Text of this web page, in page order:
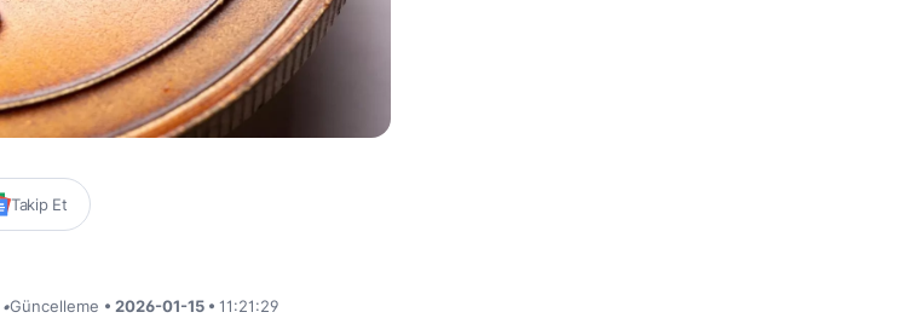
Takip Et
•Güncelleme • 2026-01-15 • 11:21:29